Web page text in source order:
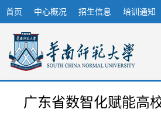
首页 中心概况 招生信息 培训通知
广东省数智化赋能高